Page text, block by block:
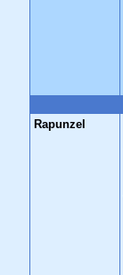
Rapunzel